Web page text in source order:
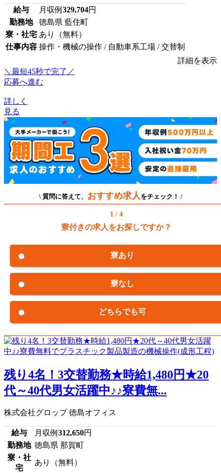
給与 月収例 329,704円
勤務地
徳島県 藍住町
寮・社宅 あり（無料）
仕事内容 操作・機械の操作 / 自動車系工場 / 交替制
詳細を表示
＼最短45秒で完了／
応募へ進む
詳しく
見る
\ 質問に答えて、 おすすめ求人 をチェック！ /
1 / 4
寮付きの求人をお探しですか？
寮あり
寮なし
どちらでも可
残り4名！3交替勤務★時給1,480円★20
代～40代男女活躍中♪♪寮費無...
株式会社グロップ 徳島オフィス
給与 月収例 312,650円
勤務地 徳島県 那賀町
寮・社
宅
あり（無料）